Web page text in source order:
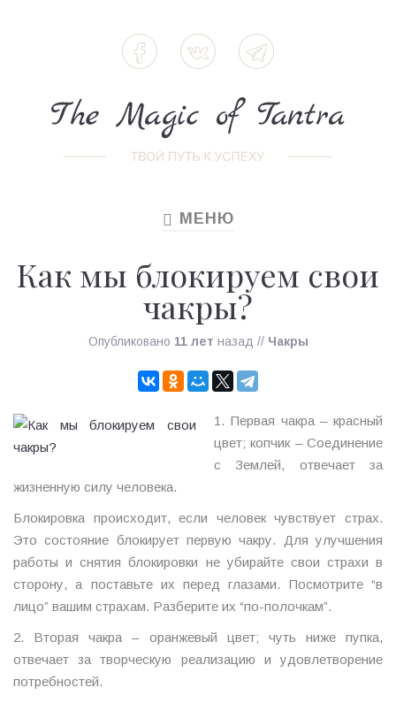
TOGGLE
МЕНЮ
Как мы блокируем свои
чакры?
Опубликовано 11 лет назад // Чакры
1. Первая чакра – красный
цвет; копчик – Соединение
с Землей, отвечает за
жизненную силу человека.
Блокировка происходит, если человек чувствует страх.
Это состояние блокирует первую чакру. Для улучшения
работы и снятия блокировки не убирайте свои страхи в
сторону, а поставьте их перед глазами. Посмотрите “в
лицо” вашим страхам. Разберите их “по-полочкам”.
2. Вторая чакра – оранжевый цвет; чуть ниже пупка,
отвечает за творческую реализацию и удовлетворение
потребностей.